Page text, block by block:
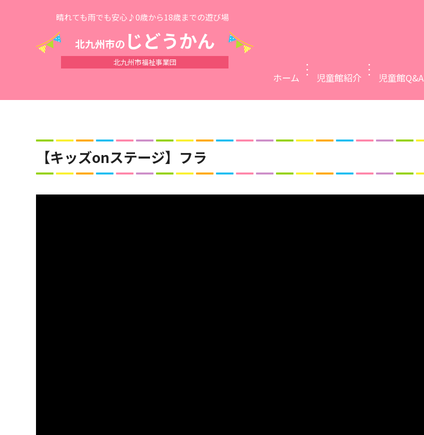
晴れても雨でも安心♪0歳から18歳までの遊び場
北九州市の じどうかん
北九州市福祉事業団
ホーム 児童館紹介 児童館Q&A
【キッズonステージ】フラ